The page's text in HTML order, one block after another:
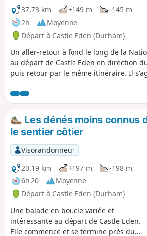
37,73 km
+149 m
-145 m
2h
Moyenne
Départ à Castle Eden (Durham)
Un aller-retour à fond le long de la
au départ de Castle Eden en direction
puis retour par le même itinéraire. Il
https://www.visorando.co.uk/walk-
pas aussi pittoresque.
Les dénés moins connus
le sentier côtier
Visorandonneur
20,19 km
+197 m
-198 m
6h 20
Moyenne
Départ à Castle Eden (Durham)
Une balade en boucle variée et
intéressante au départ de Castle Eden.
Elle commence et se termine près du